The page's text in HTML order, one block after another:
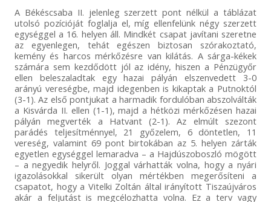
A Békéscsaba II. jelenleg szerzett pont nélkül a táblázat
utolsó pozícióját foglalja el, míg ellenfelünk négy szerzett
egységgel a 16. helyen áll. Mindkét csapat javítani szeretne
az egyenlegen, tehát egészen biztosan szórakoztató,
kemény és harcos mérkőzésre van kilátás. A sárga-kékek
számára sem kezdődött jól az idény, hiszen a Pénzügyőr
ellen beleszaladtak egy hazai pályán elszenvedett 3-0
arányú vereségbe, majd idegenben is kikaptak a Putnoktól
(3-1). Az első pontjukat a harmadik fordulóban abszolválták
a Kisvárda II. ellen (1-1), majd a hétközi mérkőzésen hazai
pályán megverték a Hatvant (2-1). Az elmúlt szezont
parádés teljesítménnyel, 21 győzelem, 6 döntetlen, 11
vereség, valamint 69 pont birtokában az 5. helyen zárták
egyetlen egységgel lemaradva – a Hajdúszoboszló mögött
– a negyedik helyről. Joggal várhatták volna, hogy a nyári
igazolásokkal sikerült olyan mértékben megerősíteni a
csapatot, hogy a Vitelki Zoltán által irányított Tiszaújváros
akár a feljutást is megcélozhatta volna. Ez a terv vagy